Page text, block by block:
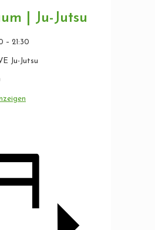
| Ju-Jutsu
– 21:30
Ju-Jutsu